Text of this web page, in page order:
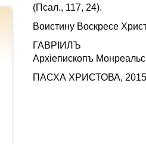
(Псал., 117, 24).
Воистину Воскресе
ГАВРIИЛЪ
Архieпископъ
ПАСХА ХРИСТОВА, 2015